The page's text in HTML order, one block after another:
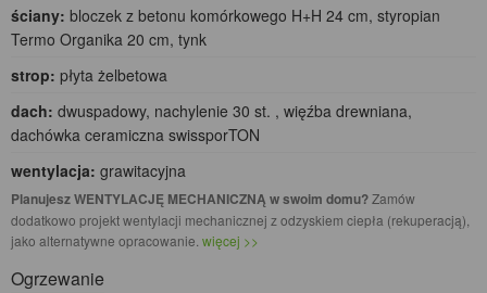
ściany: bloczek z betonu komórkowego H+H 24 cm, styropian
Termo Organika 20 cm, tynk
strop: płyta żelbetowa
dach: dwuspadowy, nachylenie 30 st. , więźba drewniana,
dachówka ceramiczna swissporTON
wentylacja: grawitacyjna
Planujesz WENTYLACJĘ MECHANICZNĄ w swoim domu?Zamów
dodatkowo projekt wentylacji mechanicznej z odzyskiem ciepła (rekuperacją),
jako alternatywne opracowanie. więcej >>
Ogrzewanie